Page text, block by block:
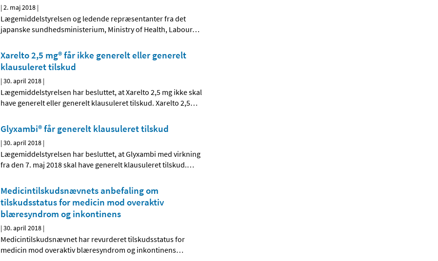
|2. maj 2018 |
Lægemiddelstyrelsen og ledende repræsentanter fra det
japanske sundhedsministerium, Ministry of Health, Labour…
Xarelto 2,5 mg® får ikke generelt eller generelt
klausuleret tilskud
|30. april 2018 |
Lægemiddelstyrelsen har besluttet, at Xarelto 2,5 mg ikke skal
have generelt eller generelt klausuleret tilskud. Xarelto 2,5…
Glyxambi® får generelt klausuleret tilskud
|30. april 2018 |
Lægemiddelstyrelsen har besluttet, at Glyxambi med virkning
fra den 7. maj 2018 skal have generelt klausuleret tilskud.…
Medicintilskudsnævnets anbefaling om
tilskudsstatus for medicin mod overaktiv
blæresyndrom og inkontinens
|30. april 2018 |
Medicintilskudsnævnet har revurderet tilskudsstatus for
medicin mod overaktiv blæresyndrom og inkontinens…